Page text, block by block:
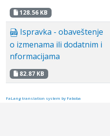
128.56 KB
Ispravka - obaveštenje
o izmenama ili dodatnim i
nformacijama
82.87 KB
FaLang translation system by Faboba